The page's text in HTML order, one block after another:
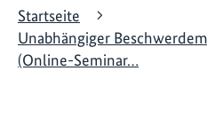
Startseite
Unabhängiger
(Online-Seminar…